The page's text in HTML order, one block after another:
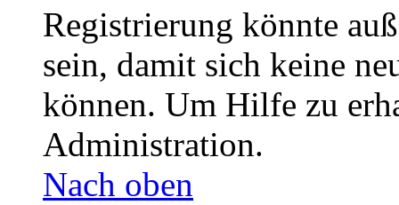
Registrierung könnte
sein, damit sich keine
können. Um Hilfe zu
Administration.
Nach oben